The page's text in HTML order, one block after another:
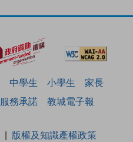
中學生 小學生
家長
服務承諾 教城電子報
版權及知識產權政策